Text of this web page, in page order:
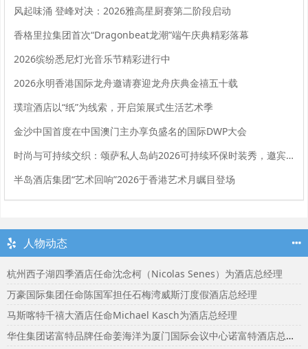
风起味涌 登峰对决：2026雅高星厨赛第二阶段启动
香格里拉集团首次“Dragonbeat龙潮”端午庆典精彩落幕
2026缤纷悉尼灯光音乐节精彩进行中
2026永明香港国际龙舟邀请赛迎龙舟庆典金禧五十载
璞瑄酒店以“纸”为线索，开启策展式生活艺术季
金沙中国首度在中国澳门主办享负盛名的国际DWP大会
时尚与可持续交织：颂萨私人岛屿2026可持续环保时装秀，邀宾客共赴创意与可持续生活的盛会
半岛酒店集团“艺术回响”2026于香港艺术月瞩目登场
人物动态
杭州西子湖四季酒店任命沈念柯（Nicolas Senes）为酒店总经理
万豪国际集团任命陈国军担任石梅湾威斯汀度假酒店总经理
马斯喀特千禧大酒店任命Michael Kasch为酒店总经理
华住集团诺富特品牌任命姜海洋为厦门国际会议中心诺富特酒店总经理